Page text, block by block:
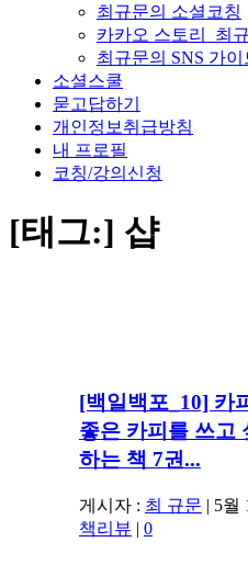
최규문의 소셜코칭
카카오 스토리_최
최규문의 SNS 가이
소셜스쿨
묻고답하기
개인정보취급방침
내 프로필
코칭/강의신청
[태그:] 샵
[백일백포_10] 카
좋은 카피를 쓰고
하는 책 7권...
게시자 : 최 규문 | 5월
책리뷰 | 0